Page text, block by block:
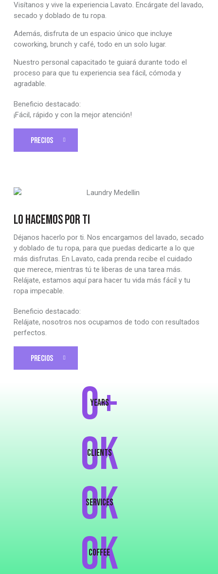
Visítanos y vive la experiencia Lavato. Encárgate del lavado,
secado y doblado de tu ropa.
Además, disfruta de un espacio único que incluye
coworking, brunch y café, todo en un solo lugar.
Nuestro personal capacitado te guiará durante todo el
proceso para que tu experiencia sea fácil, cómoda y
agradable.
Beneficio destacado:
¡Fácil, rápido y con la mejor atención!
PRECIOS
LO HACEMOS POR TI
Déjanos hacerlo por ti. Nos encargamos del lavado, secado
y doblado de tu ropa, para que puedas dedicarte a lo que
más disfrutas. En Lavato, cada prenda recibe el cuidado
que merece, mientras tú te liberas de una tarea más.
Relájate, estamos aquí para hacer tu vida más fácil y tu
ropa impecable.
Beneficio destacado:
Relájate, nosotros nos ocupamos de todo con resultados
perfectos.
PRECIOS
0+
years
0K
clients
0K
services
0k
COFFEE